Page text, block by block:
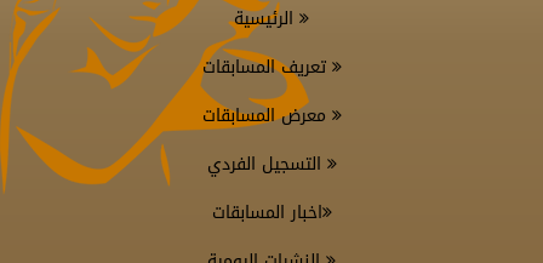
الرئيسية
تعريف المسابقات
معرض المسابقات
التسجيل الفردي
اخبار المسابقات